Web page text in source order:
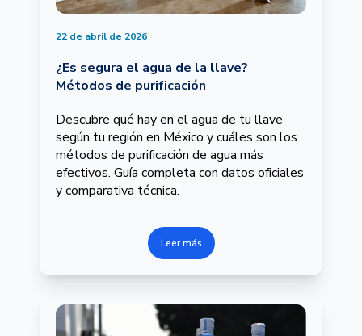
22 de abril de 2026
¿Es segura el agua de la llave?
Métodos de purificación
Descubre qué hay en el agua de tu llave
según tu región en México y cuáles son los
métodos de purificación de agua más
efectivos. Guía completa con datos oficiales
y comparativa técnica.
Leer más